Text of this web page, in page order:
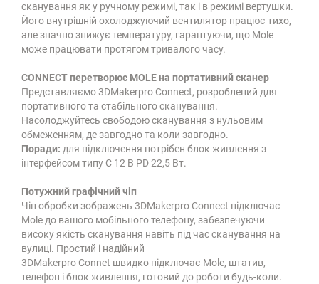
сканування як у ручному режимі, так і в режимі вертушки.
Його внутрішній охолоджуючий вентилятор працює тихо,
але значно знижує температуру, гарантуючи, що Mole
може працювати протягом тривалого часу.
CONNECT перетворює MOLE на портативний сканер
Представляємо 3DMakerpro Connect, розроблений для
портативного та стабільного сканування.
Насолоджуйтесь свободою сканування з нульовим
обмеженням, де завгодно та коли завгодно.
Поради: для підключення потрібен блок живлення з
інтерфейсом типу C 12 В PD 22,5 Вт.
Потужний графічний чіп
Чіп обробки зображень 3DMakerpro Connect підключає
Mole до вашого мобільного телефону, забезпечуючи
високу якість сканування навіть під час сканування на
вулиці. Простий і надійний
3DMakerpro Connet швидко підключає Mole, штатив,
телефон і блок живлення, готовий до роботи будь-коли.